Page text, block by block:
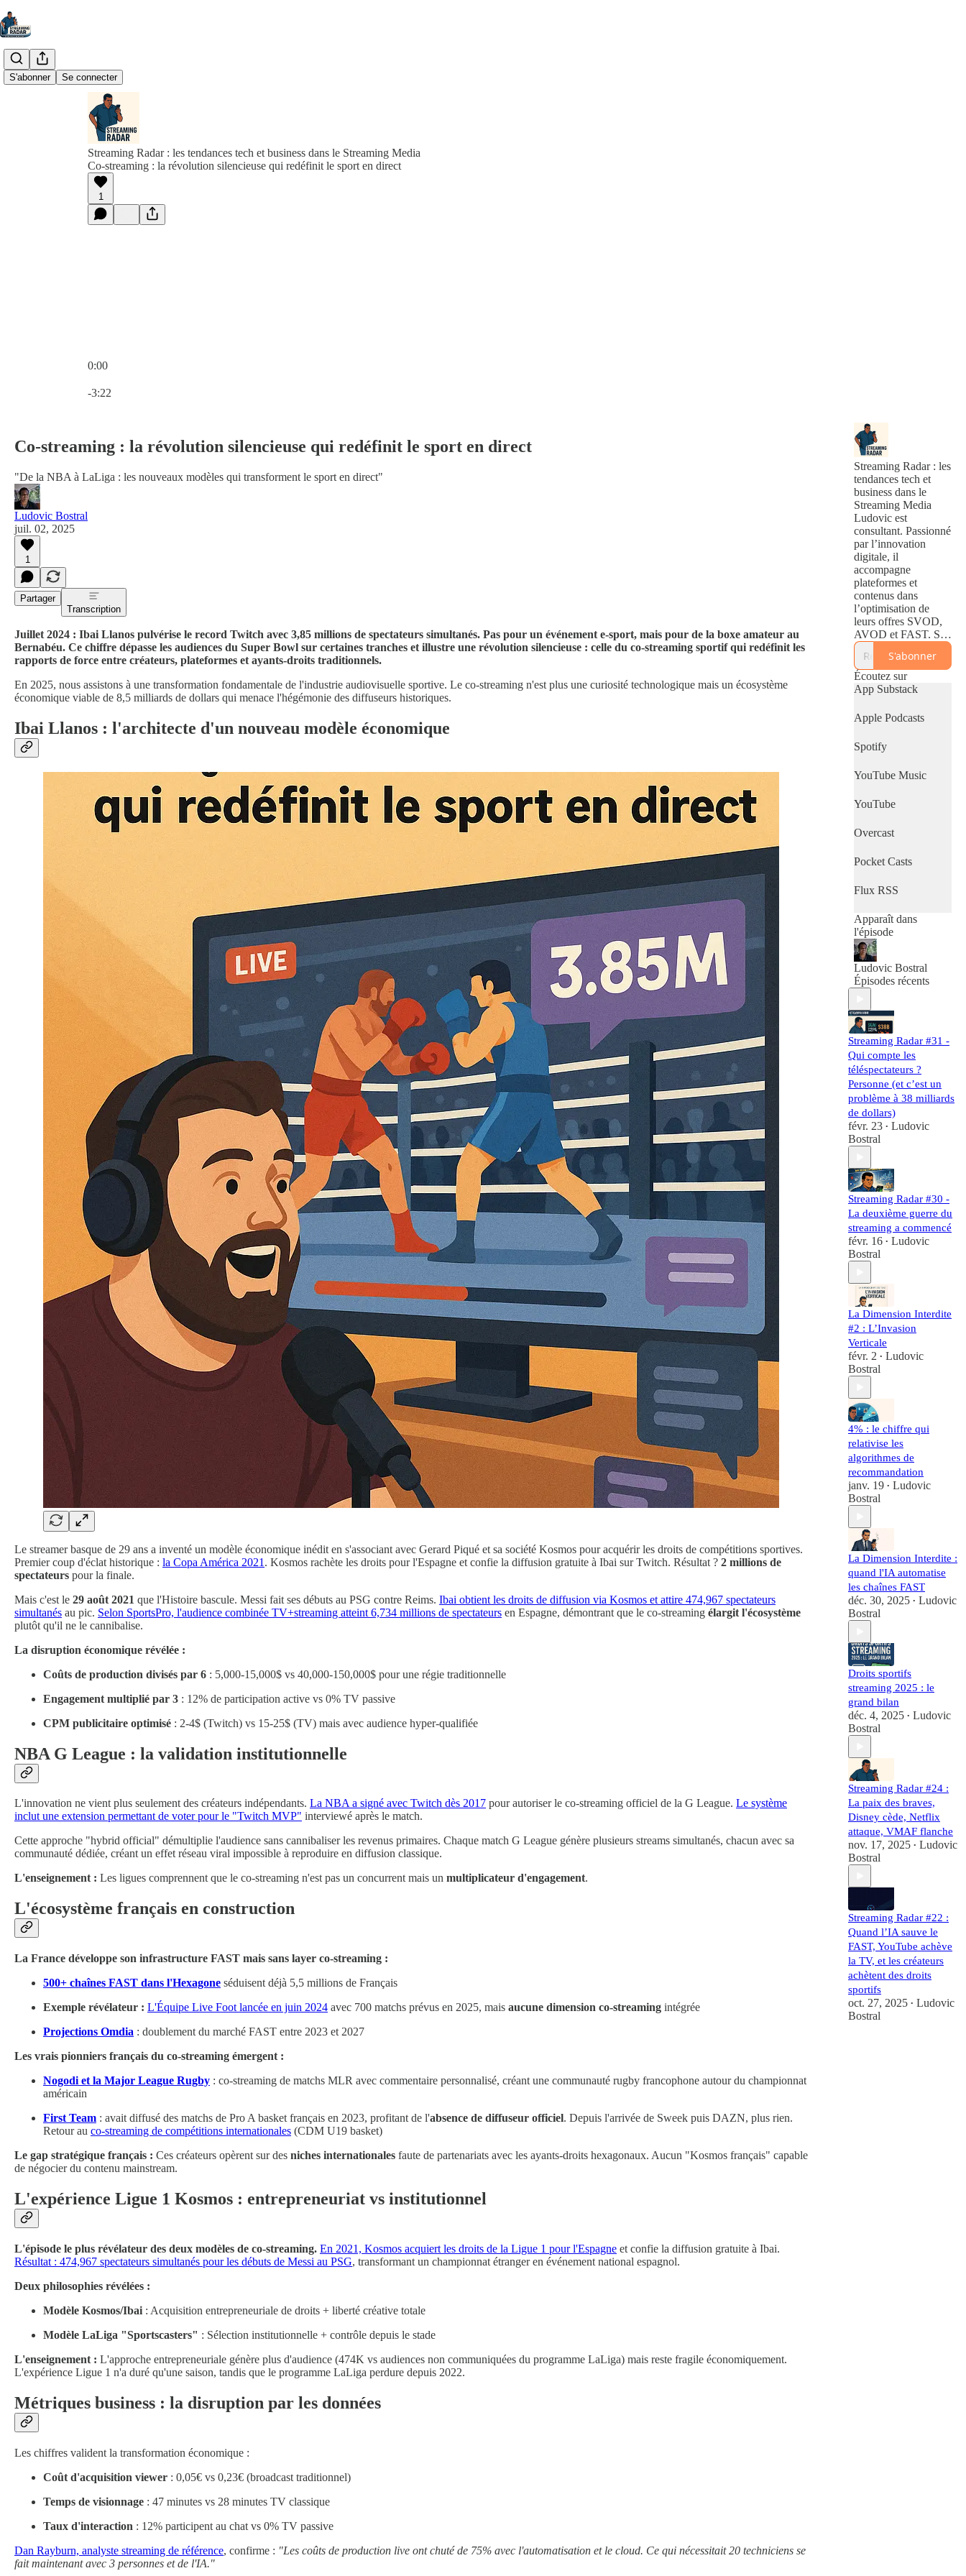
S'abonner Se connecter
Streaming Radar : les tendances tech et business dans le Streaming Media
Co-streaming : la révolution silencieuse qui redéfinit le sport en direct
1
0:00
-3:22
Co-streaming : la révolution silencieuse qui redéfinit le sport en direct
"De la NBA à LaLiga : les nouveaux modèles qui transforment le sport en direct"
Ludovic Bostral
juil. 02, 2025
1
Partager
Transcription
Juillet 2024 : Ibai Llanos pulvérise le record Twitch avec 3,85 millions de spectateurs simultanés. Pas pour un événement e-sport, mais pour de la boxe amateur au
Bernabéu. Ce chiffre dépasse les audiences du Super Bowl sur certaines tranches et illustre une révolution silencieuse : celle du co-streaming sportif qui redéfinit les
rapports de force entre créateurs, plateformes et ayants-droits traditionnels.
En 2025, nous assistons à une transformation fondamentale de l'industrie audiovisuelle sportive. Le co-streaming n'est plus une curiosité technologique mais un écosystème
économique viable de 8,5 milliards de dollars qui menace l'hégémonie des diffuseurs historiques.
Ibai Llanos : l'architecte d'un nouveau modèle économique
Le streamer basque de 29 ans a inventé un modèle économique inédit en s'associant avec Gerard Piqué et sa société Kosmos pour acquérir les droits de compétitions sportives.
Premier coup d'éclat historique : la Copa América 2021 . Kosmos rachète les droits pour l'Espagne et confie la diffusion gratuite à Ibai sur Twitch. Résultat ? 2 millions de
spectateurs pour la finale.
Mais c'est le 29 août 2021 que l'Histoire bascule. Messi fait ses débuts au PSG contre Reims. Ibai obtient les droits de diffusion via Kosmos et attire 474,967 spectateurs
simultanés au pic. Selon SportsPro, l'audience combinée TV+streaming atteint 6,734 millions de spectateurs en Espagne, démontrant que le co-streaming élargit l'écosystème
plutôt qu'il ne le cannibalise.
La disruption économique révélée :
Coûts de production divisés par 6 : 5,000-15,000$ vs 40,000-150,000$ pour une régie traditionnelle
Engagement multiplié par 3 : 12% de participation active vs 0% TV passive
CPM publicitaire optimisé : 2-4$ (Twitch) vs 15-25$ (TV) mais avec audience hyper-qualifiée
NBA G League : la validation institutionnelle
L'innovation ne vient plus seulement des créateurs indépendants. La NBA a signé avec Twitch dès 2017 pour autoriser le co-streaming officiel de la G League. Le système
inclut une extension permettant de voter pour le "Twitch MVP" interviewé après le match.
Cette approche "hybrid official" démultiplie l'audience sans cannibaliser les revenus primaires. Chaque match G League génère plusieurs streams simultanés, chacun avec sa
communauté dédiée, créant un effet réseau viral impossible à reproduire en diffusion classique.
L'enseignement : Les ligues comprennent que le co-streaming n'est pas un concurrent mais un multiplicateur d'engagement.
L'écosystème français en construction
La France développe son infrastructure FAST mais sans layer co-streaming :
500+ chaînes FAST dans l'Hexagone séduisent déjà 5,5 millions de Français
Exemple révélateur : L'Équipe Live Foot lancée en juin 2024 avec 700 matchs prévus en 2025, mais aucune dimension co-streaming intégrée
Projections Omdia : doublement du marché FAST entre 2023 et 2027
Les vrais pionniers français du co-streaming émergent :
Nogodi et la Major League Rugby : co-streaming de matchs MLR avec commentaire personnalisé, créant une communauté rugby francophone autour du championnat
américain
First Team : avait diffusé des matchs de Pro A basket français en 2023, profitant de l'absence de diffuseur officiel. Depuis l'arrivée de Sweek puis DAZN, plus rien.
Retour au co-streaming de compétitions internationales (CDM U19 basket)
Le gap stratégique français : Ces créateurs opèrent sur des niches internationales faute de partenariats avec les ayants-droits hexagonaux. Aucun "Kosmos français" capable
de négocier du contenu mainstream.
L'expérience Ligue 1 Kosmos : entrepreneuriat vs institutionnel
L'épisode le plus révélateur des deux modèles de co-streaming. En 2021, Kosmos acquiert les droits de la Ligue 1 pour l'Espagne et confie la diffusion gratuite à Ibai.
Résultat : 474,967 spectateurs simultanés pour les débuts de Messi au PSG, transformant un championnat étranger en événement national espagnol.
Deux philosophies révélées :
Modèle Kosmos/Ibai : Acquisition entrepreneuriale de droits + liberté créative totale
Modèle LaLiga "Sportscasters" : Sélection institutionnelle + contrôle depuis le stade
L'enseignement : L'approche entrepreneuriale génère plus d'audience (474K vs audiences non communiquées du programme LaLiga) mais reste fragile économiquement.
L'expérience Ligue 1 n'a duré qu'une saison, tandis que le programme LaLiga perdure depuis 2022.
Métriques business : la disruption par les données
Les chiffres valident la transformation économique :
Coût d'acquisition viewer : 0,05€ vs 0,23€ (broadcast traditionnel)
Temps de visionnage : 47 minutes vs 28 minutes TV classique
Taux d'interaction : 12% participent au chat vs 0% TV passive
Dan Rayburn, analyste streaming de référence, confirme : "Les coûts de production live ont chuté de 75% avec l'automatisation et le cloud. Ce qui nécessitait 20 techniciens se
fait maintenant avec 3 personnes et de l'IA."
Streaming Radar : les
tendances tech et
business dans le
Streaming Media
Ludovic est
consultant. Passionné
par l’innovation
digitale, il
accompagne
plateformes et
contenus dans
l’optimisation de
leurs offres SVOD,
AVOD et FAST. Sur
Streaming Radar, il
décrypte les
tendances de la tech
et du business dans le
secteur du Streaming
et de l'OTT
S'abonner
Écoutez sur
App Substack
Apple Podcasts
Spotify
YouTube Music
YouTube
Overcast
Pocket Casts
Flux RSS
Apparaît dans
l'épisode
Ludovic Bostral
Épisodes récents
Streaming Radar #31 -
Qui compte les
téléspectateurs ?
Personne (et c’est un
problème à 38 milliards
de dollars)
févr. 23 • Ludovic
Bostral
Streaming Radar #30 -
La deuxième guerre du
streaming a commencé
févr. 16 • Ludovic
Bostral
La Dimension Interdite
#2 : L’Invasion
Verticale
févr. 2 • Ludovic
Bostral
4% : le chiffre qui
relativise les
algorithmes de
recommandation
janv. 19 • Ludovic
Bostral
La Dimension Interdite :
quand l'IA automatise
les chaînes FAST
déc. 30, 2025 • Ludovic
Bostral
Droits sportifs
streaming 2025 : le
grand bilan
déc. 4, 2025 • Ludovic
Bostral
Streaming Radar #24 :
La paix des braves,
Disney cède, Netflix
attaque, VMAF flanche
nov. 17, 2025 • Ludovic
Bostral
Streaming Radar #22 :
Quand l’IA sauve le
FAST, YouTube achève
la TV, et les créateurs
achètent des droits
sportifs
oct. 27, 2025 • Ludovic
Bostral